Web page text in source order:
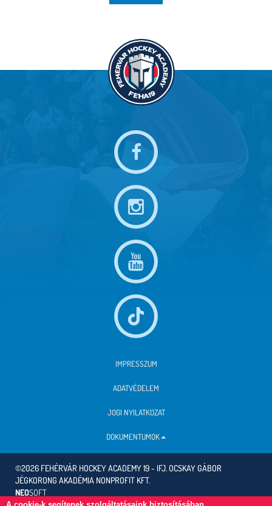
IMPRESSZUM
ADATVÉDELEM
JOGI NYILATKOZAT
DOKUMENTUMOK
©2026 FEHÉRVÁR HOCKEY ACADEMY 19 - IFJ. OCSKAY GÁBOR
JÉGKORONG AKADÉMIA NONPROFIT KFT.
NEOSOFT